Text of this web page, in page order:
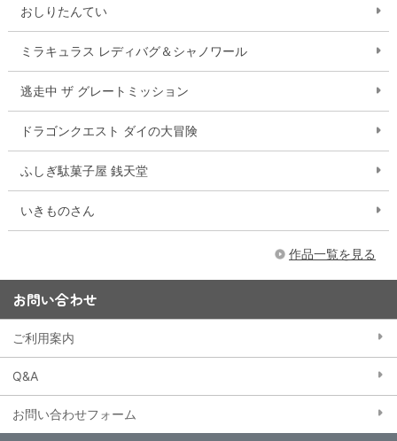
おしりたんてい
ミラキュラス レディバグ＆シャノワール
逃走中 ザ グレートミッション
ドラゴンクエスト ダイの大冒険
ふしぎ駄菓子屋 銭天堂
いきものさん
作品一覧を見る
お問い合わせ
ご利用案内
Q&A
お問い合わせフォーム